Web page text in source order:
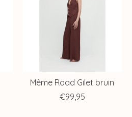
Même Road Gilet bruin
€99,95